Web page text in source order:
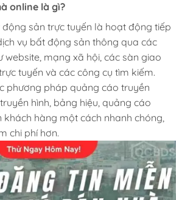
online là gì?
động sản trực tuyến là hoạt động tiếp
vụ bất động sản thông qua các
website, mạng xã hội, các sàn giao
tuyến và các công cụ tìm kiếm.
phương pháp quảng cáo truyền
hình, bảng hiệu, quảng cáo
khách hàng một cách nhanh chóng,
chi phí hơn.